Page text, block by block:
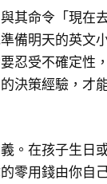
其命令「現在
備明天的英文
忍受不確定性
決策經驗，才
。在孩子生日
零用錢由你自